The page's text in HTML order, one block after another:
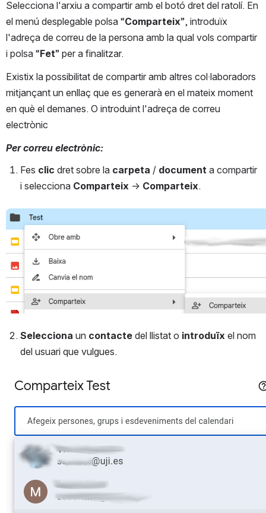
Selecciona l'arxiu a compartir amb el botó dret del ratolí. En
el menú desplegable polsa “Comparteix”, introduïx
l'adreça de correu de la persona amb la qual vols compartir
i polsa “Fet” per a finalitzar.
Existix la possibilitat de compartir amb altres col·laboradors
mitjançant un enllaç que es generarà en el mateix moment
en què el demanes. O introduint l'adreça de correu
electrònic
Per correu electrònic:
Fes clic dret sobre la carpeta / document a compartir
i selecciona Comparteix → Comparteix.
Open
Selecciona un contacte del llistat o introduïx el nom
del usuari que vulgues.
Open